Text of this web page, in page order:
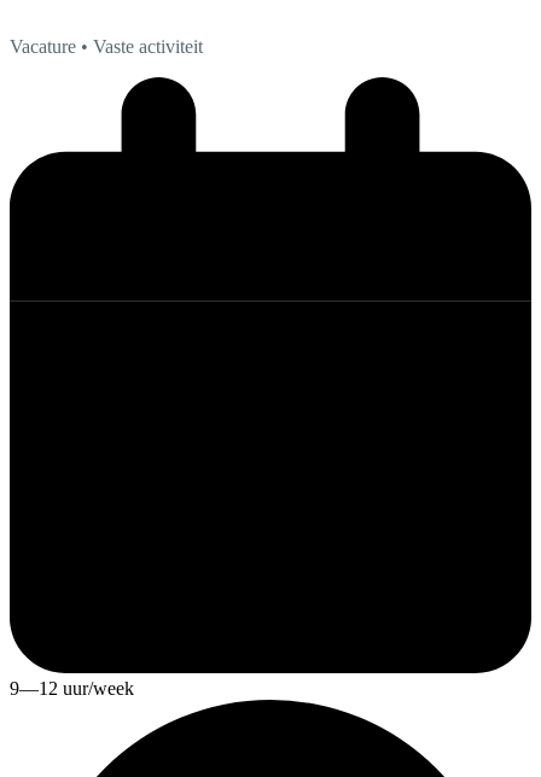
Vacature • Vaste activiteit
9—12 uur/week